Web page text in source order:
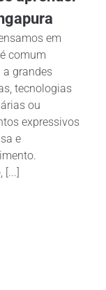
em
comum
grandes
tecnologias
ou
expressivos
e
[...]